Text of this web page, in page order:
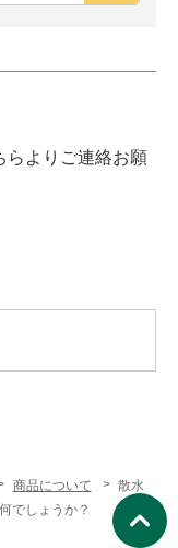
らよりご連絡お願
商品について
散水
でしょうか？